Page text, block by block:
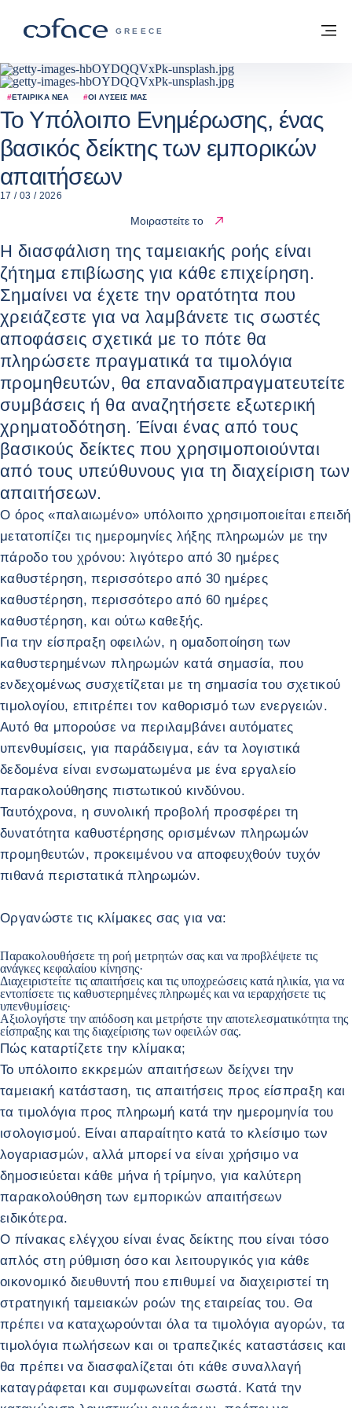
COFACE FOR TRADE - ΙΣΤΟΣΕΛΊΔΑ
GREECE
Πίσω στην Αρχική
#ΕΤΑΙΡΙΚΆ ΝΈΑ #ΟΙ ΛΎΣΕΙΣ ΜΑΣ
Το Υπόλοιπο Ενημέρωσης, ένας
βασικός δείκτης των εμπορικών
απαιτήσεων
17 / 03 / 2026
Μοιραστείτε το
Η διασφάλιση της ταμειακής ροής είναι
ζήτημα επιβίωσης για κάθε επιχείρηση.
Σημαίνει να έχετε την ορατότητα που
χρειάζεστε για να λαμβάνετε τις σωστές
αποφάσεις σχετικά με το πότε θα
πληρώσετε πραγματικά τα τιμολόγια
προμηθευτών, θα επαναδιαπραγματευτείτε
συμβάσεις ή θα αναζητήσετε εξωτερική
χρηματοδότηση. Έίναι ένας από τους
βασικούς δείκτες που χρησιμοποιούνται
από τους υπεύθυνους για τη διαχείριση των
απαιτήσεων.
Ο όρος «παλαιωμένο» υπόλοιπο χρησιμοποιείται επειδή
μετατοπίζει τις ημερομηνίες λήξης πληρωμών με την
πάροδο του χρόνου: λιγότερο από 30 ημέρες
καθυστέρηση, περισσότερο από 30 ημέρες
καθυστέρηση, περισσότερο από 60 ημέρες
καθυστέρηση, και ούτω καθεξής.
Για την είσπραξη οφειλών, η ομαδοποίηση των
καθυστερημένων πληρωμών κατά σημασία, που
ενδεχομένως συσχετίζεται με τη σημασία του σχετικού
τιμολογίου, επιτρέπει τον καθορισμό των ενεργειών.
Αυτό θα μπορούσε να περιλαμβάνει αυτόματες
υπενθυμίσεις, για παράδειγμα, εάν τα λογιστικά
δεδομένα είναι ενσωματωμένα με ένα εργαλείο
παρακολούθησης πιστωτικού κινδύνου.
Ταυτόχρονα, η συνολική προβολή προσφέρει τη
δυνατότητα καθυστέρησης ορισμένων πληρωμών
προμηθευτών, προκειμένου να αποφευχθούν τυχόν
πιθανά περιστατικά πληρωμών.
Οργανώστε τις κλίμακες σας για να:
Παρακολουθήσετε τη ροή μετρητών σας και να προβλέψετε τις
ανάγκες κεφαλαίου κίνησης·
Διαχειριστείτε τις απαιτήσεις και τις υποχρεώσεις κατά ηλικία, για να
εντοπίσετε τις καθυστερημένες πληρωμές και να ιεραρχήσετε τις
υπενθυμίσεις·
Αξιολογήστε την απόδοση και μετρήστε την αποτελεσματικότητα της
είσπραξης και της διαχείρισης των οφειλών σας.
Πώς καταρτίζετε την κλίμακα;
Το υπόλοιπο εκκρεμών απαιτήσεων δείχνει την
ταμειακή κατάσταση, τις απαιτήσεις προς είσπραξη και
τα τιμολόγια προς πληρωμή κατά την ημερομηνία του
ισολογισμού. Είναι απαραίτητο κατά το κλείσιμο των
λογαριασμών, αλλά μπορεί να είναι χρήσιμο να
δημοσιεύεται κάθε μήνα ή τρίμηνο, για καλύτερη
παρακολούθηση των εμπορικών απαιτήσεων
ειδικότερα.
Ο πίνακας ελέγχου είναι ένας δείκτης που είναι τόσο
απλός στη ρύθμιση όσο και λειτουργικός για κάθε
οικονομικό διευθυντή που επιθυμεί να διαχειριστεί τη
στρατηγική ταμειακών ροών της εταιρείας του. Θα
πρέπει να καταχωρούνται όλα τα τιμολόγια αγορών, τα
τιμολόγια πωλήσεων και οι τραπεζικές καταστάσεις και
θα πρέπει να διασφαλίζεται ότι κάθε συναλλαγή
καταγράφεται και συμφωνείται σωστά. Κατά την